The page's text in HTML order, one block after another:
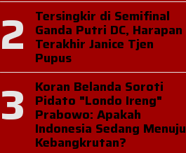
2 Tersingkir di Semifinal
Ganda Putri DC, Harapan
Terakhir Janice Tjen
Pupus
3 Koran Belanda Soroti
Pidato "Londo Ireng"
Prabowo: Apakah
Indonesia Sedang Menuju
Kebangkrutan?